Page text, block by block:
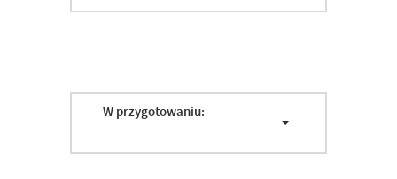
W przygotowaniu: